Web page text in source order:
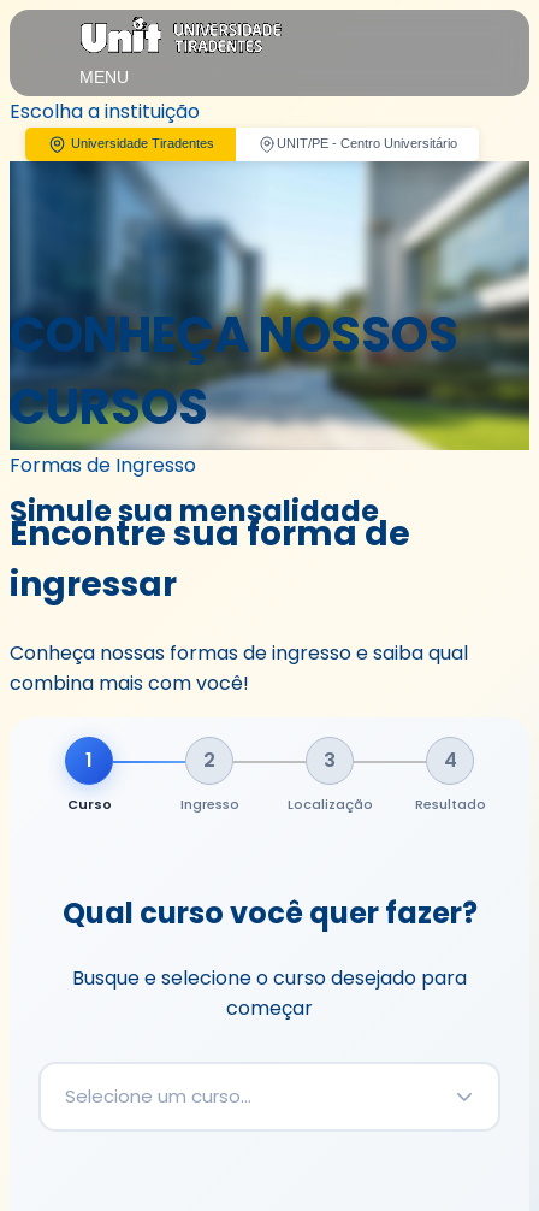
MENU
Escolha a instituição
Universidade Tiradentes UNIT/PE - Centro Universitário
CONHEÇA NOSSOS
CURSOS
Simule sua mensalidade
Formas de Ingresso
Encontre sua forma de
ingressar
Conheça nossas formas de ingresso e saiba qual
combina mais com você!
1
Curso
2
Ingresso
3
Localização
4
Resultado
Qual curso você quer fazer?
Busque e selecione o curso desejado para
começar
Selecione um curso...